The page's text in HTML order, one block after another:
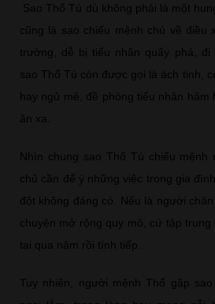
Sao Thổ Tú dù không phải là một
cũng là sao chiếu mệnh chủ về điều
trường, dễ bị tiểu nhân quấy phá, đi
sao Thổ Tú còn được gọi là ách tinh,
hay ngủ mê, đề phòng tiểu nhân hãm
ăn xa.
Nhìn chung sao Thổ Tú chiếu mệnh
chủ cần để ý những việc trong gia
đột không đáng có. Nếu là người
chuyện mở rộng quy mô, cứ tập trung
tại qua năm rồi tính tiếp.
Tuy nhiên, người mệnh Thổ gặp